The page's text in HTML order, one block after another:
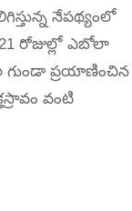
నేపథ్యంలో
21 రోజుల్లో ఎబోలా
గుండా ప్రయాణించిన
వంటి